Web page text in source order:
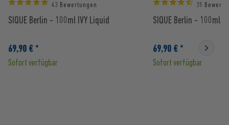
43 Bewertungen
SIQUE Berlin - 100ml IVY Liquid
69,90 € *
Sofort verfügbar
35
SIQUE Berlin - 100ml
69,90 € *
Sofort verfügbar